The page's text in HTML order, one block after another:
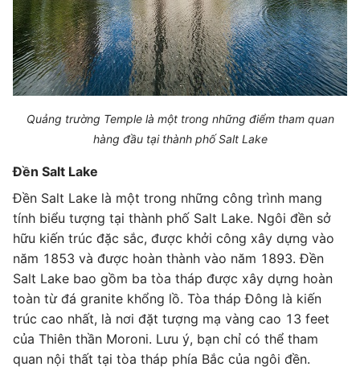
Quảng trường Temple là một trong những điểm tham quan
hàng đầu tại thành phố Salt Lake
Đền Salt Lake
Đền Salt Lake là một trong những công trình mang
tính biểu tượng tại thành phố Salt Lake. Ngôi đền sở
hữu kiến trúc đặc sắc, được khởi công xây dựng vào
năm 1853 và được hoàn thành vào năm 1893. Đền
Salt Lake bao gồm ba tòa tháp được xây dựng hoàn
toàn từ đá granite khổng lồ. Tòa tháp Đông là kiến
trúc cao nhất, là nơi đặt tượng mạ vàng cao 13 feet
của Thiên thần Moroni. Lưu ý, bạn chỉ có thể tham
quan nội thất tại tòa tháp phía Bắc của ngôi đền.